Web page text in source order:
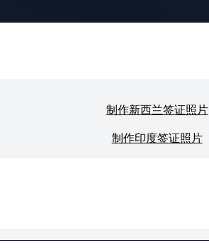
制作新西兰签证照片
制作印度签证照片